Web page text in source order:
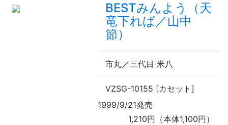
BESTみんよう（天
竜下れば／山中
節）
市丸／三代目 米八
VZSG-10155 [カセット]
1999/9/21発売
1,210円（本体1,100円）